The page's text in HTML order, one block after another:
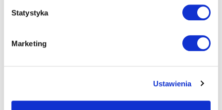
Statystyka
Marketing
Ustawienia